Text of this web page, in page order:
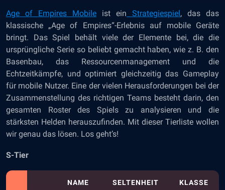
Age of Empires Mobile ist ein Strategiespiel, das das
klassische „Age of Empires“-Erlebnis auf mobile Geräte
bringt. Das Spiel behält viele der Elemente bei, die die
ursprüngliche Serie so beliebt gemacht haben, wie z. B. den
Basenbau, das Ressourcenmanagement und die
Echtzeitkämpfe, und optimiert gleichzeitig das Gameplay
für mobile Nutzer. Eine der vielen Herausforderungen bei der
Zusammenstellung des richtigen Teams besteht darin, den
gesamten Roster des Spiels zu analysieren und die
stärksten Helden herauszufinden. Mit dieser Tierliste wollen
wir genau das lösen. Los geht’s!
S-Tier
NAME SELTENHEIT KLASSE